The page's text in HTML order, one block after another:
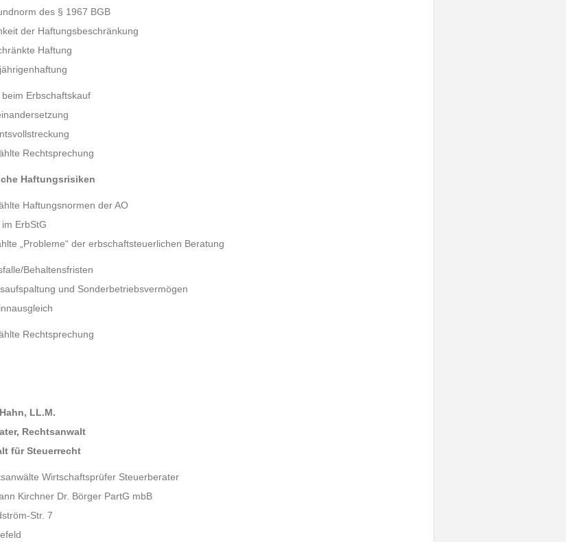
des § 1967 BGB
der Haftungsbeschränkung
Haftung
Erbschaftskauf
Rechtsprechung
Haftungsrisiken
Haftungsnormen der AO
ErbStG
„Probleme“ der erbschaftsteuerlichen Beratung
Behaltensfristen
und Sonderbetriebsvermögen
Rechtsprechung
LL.M.
Rechtsanwalt
für Steuerrecht
Wirtschaftsprüfer Steuerberater
Kirchner Dr. Börger PartG mbB
Str. 7